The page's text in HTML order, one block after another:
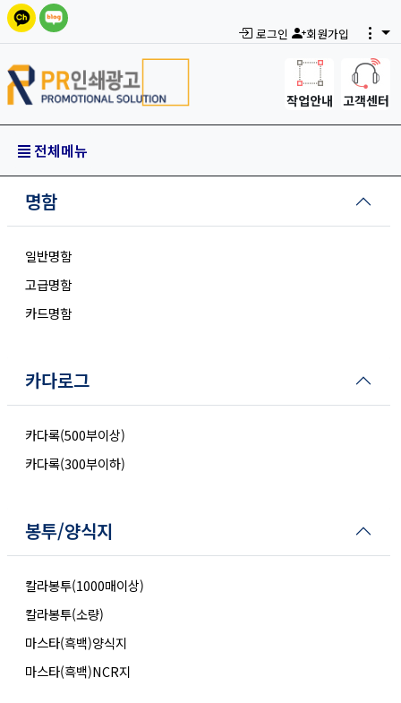
로그인 회원가입
작업안내 고객센터
전체메뉴
명함
일반명함
고급명함
카드명함
카다로그
카다록(500부이상)
카다록(300부이하)
봉투/양식지
칼라봉투(1000매이상)
칼라봉투(소량)
마스타(흑백)양식지
마스타(흑백)NCR지